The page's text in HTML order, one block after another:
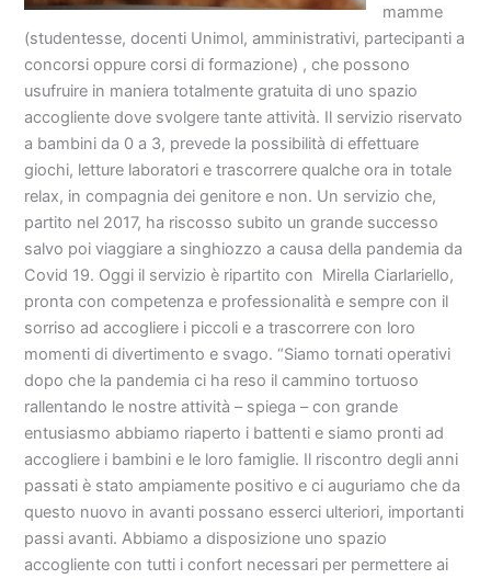
mamme
(studentesse, docenti Unimol, amministrativi, partecipanti a
concorsi oppure corsi di formazione) , che possono
usufruire in maniera totalmente gratuita di uno spazio
accogliente dove svolgere tante attività. Il servizio riservato
a bambini da 0 a 3, prevede la possibilità di effettuare
giochi, letture laboratori e trascorrere qualche ora in totale
relax, in compagnia dei genitore e non. Un servizio che,
partito nel 2017, ha riscosso subito un grande successo
salvo poi viaggiare a singhiozzo a causa della pandemia da
Covid 19. Oggi il servizio è ripartito con Mirella Ciarlariello,
pronta con competenza e professionalità e sempre con il
sorriso ad accogliere i piccoli e a trascorrere con loro
momenti di divertimento e svago. “Siamo tornati operativi
dopo che la pandemia ci ha reso il cammino tortuoso
rallentando le nostre attività – spiega – con grande
entusiasmo abbiamo riaperto i battenti e siamo pronti ad
accogliere i bambini e le loro famiglie. Il riscontro degli anni
passati è stato ampiamente positivo e ci auguriamo che da
questo nuovo in avanti possano esserci ulteriori, importanti
passi avanti. Abbiamo a disposizione uno spazio
accogliente con tutti i confort necessari per permettere ai